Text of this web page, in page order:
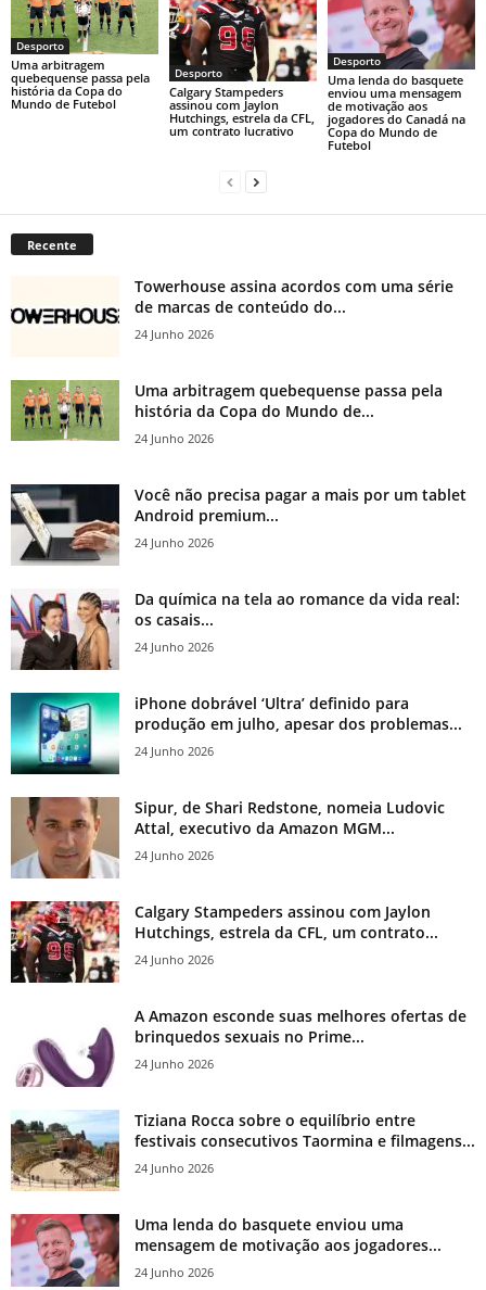
Desporto
Uma arbitragem
quebequense passa pela
história da Copa do
Mundo de Futebol
Desporto
Calgary Stampeders
assinou com Jaylon
Hutchings, estrela da CFL,
um contrato lucrativo
Desporto
Uma lenda do basquete
enviou uma mensagem
de motivação aos
jogadores do Canadá na
Copa do Mundo de
Futebol
Recente
Towerhouse assina acordos com uma série
de marcas de conteúdo do...
24 Junho 2026
Uma arbitragem quebequense passa pela
história da Copa do Mundo de...
24 Junho 2026
Você não precisa pagar a mais por um tablet
Android premium...
24 Junho 2026
Da química na tela ao romance da vida real:
os casais...
24 Junho 2026
iPhone dobrável ‘Ultra’ definido para
produção em julho, apesar dos problemas...
24 Junho 2026
Sipur, de Shari Redstone, nomeia Ludovic
Attal, executivo da Amazon MGM...
24 Junho 2026
Calgary Stampeders assinou com Jaylon
Hutchings, estrela da CFL, um contrato...
24 Junho 2026
A Amazon esconde suas melhores ofertas de
brinquedos sexuais no Prime...
24 Junho 2026
Tiziana Rocca sobre o equilíbrio entre
festivais consecutivos Taormina e filmagens...
24 Junho 2026
Uma lenda do basquete enviou uma
mensagem de motivação aos jogadores...
24 Junho 2026